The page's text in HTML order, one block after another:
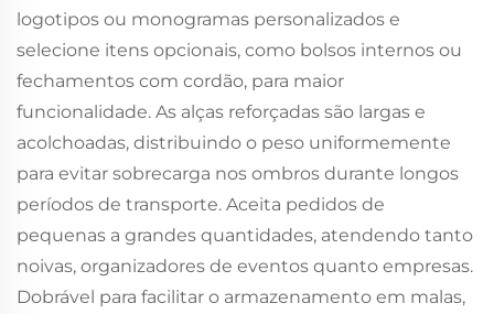
logotipos ou monogramas personalizados e
selecione itens opcionais, como bolsos internos ou
fechamentos com cordão, para maior
funcionalidade. As alças reforçadas são largas e
acolchoadas, distribuindo o peso uniformemente
para evitar sobrecarga nos ombros durante longos
períodos de transporte. Aceita pedidos de
pequenas a grandes quantidades, atendendo tanto
noivas, organizadores de eventos quanto empresas.
Dobrável para facilitar o armazenamento em malas,